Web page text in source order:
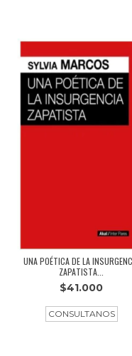
UNA POÉTICA DE LA
ZAPATISTA...
$41.000